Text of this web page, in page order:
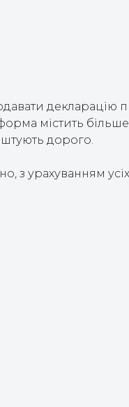
декларацію
містить більше
дорого.
з урахуванням усіх